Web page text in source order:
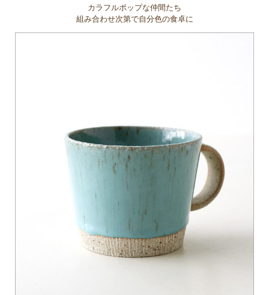
カラフルポップな仲間たち
組み合わせ次第で自分色の食卓に